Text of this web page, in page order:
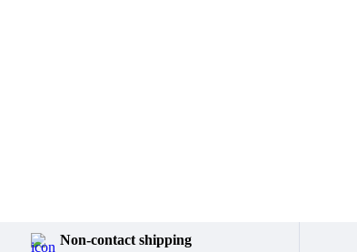
Non-contact shipping